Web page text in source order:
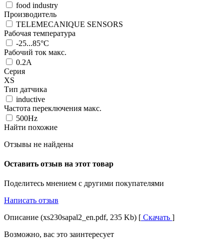
food industry
Производитель
TELEMECANIQUE SENSORS
Рабочая температура
-25...85°C
Рабочий ток макс.
0.2A
Серия
XS
Тип датчика
inductive
Частота переключения макс.
500Hz
Найти похожие
Отзывы не найдены
Оставить отзыв на этот товар
Поделитесь мнением с другими покупателями
Написать отзыв
Описание (xs230sapal2_en.pdf, 235 Kb) [ Скачать ]
Возможно, вас это заинтересует